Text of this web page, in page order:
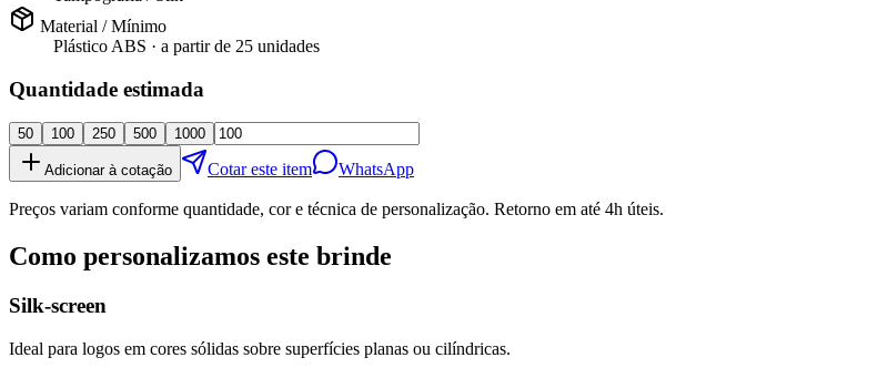
Material / Mínimo
Plástico ABS · a partir de 25 unidades
Quantidade estimada
50 100 250 500 1000
Adicionar à cotação Cotar este item WhatsApp
Preços variam conforme quantidade, cor e técnica de personalização. Retorno em até 4h úteis.
Como personalizamos este brinde
Silk-screen
Ideal para logos em cores sólidas sobre superfícies planas ou cilíndricas.